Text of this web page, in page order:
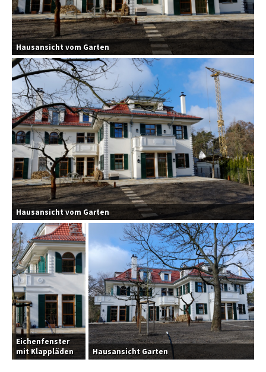
Hausansicht vom Garten
Hausansicht vom Garten
Eichenfenster
mit Klappläden
Hausansicht Garten